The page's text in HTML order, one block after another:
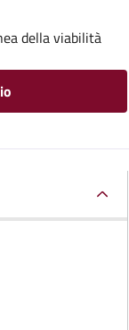
della viabilità